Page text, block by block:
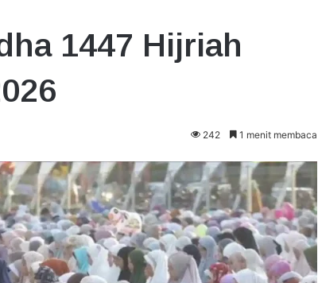
1447 Hijriah
242 1 menit membaca